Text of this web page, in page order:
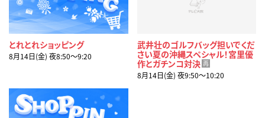
とれとれショッピング
8月14日(金) 夜8:50〜9:20
武井壮のゴルフバッグ担いでくだ
さい夏の沖縄スペシャル！宮里優
作とガチンコ対決 再
8月14日(金) 夜9:50〜10:20